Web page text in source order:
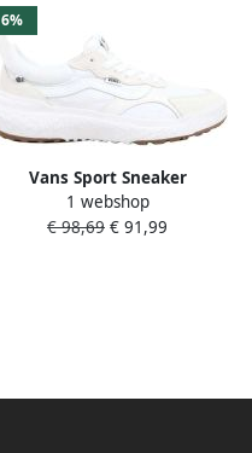
6%
Vans Sport Sneaker
Ultrarange Neo Vr3 000BCE
VNW00 True White
1 webshop
€ 98,69 € 91,99